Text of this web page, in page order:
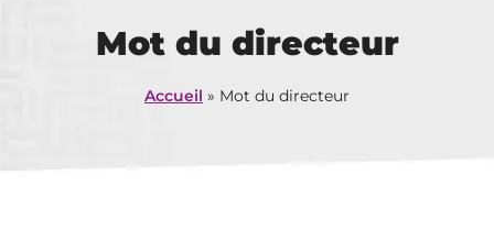
Mot du directeur
Accueil » Mot du directeur